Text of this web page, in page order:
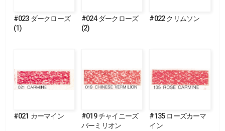
#023 ダークローズ
(1)
#024 ダークローズ
(2)
#022 クリムソン
#021 カーマイン
#019 チャイニーズ
バーミリオン
#135 ローズカーマ
イン